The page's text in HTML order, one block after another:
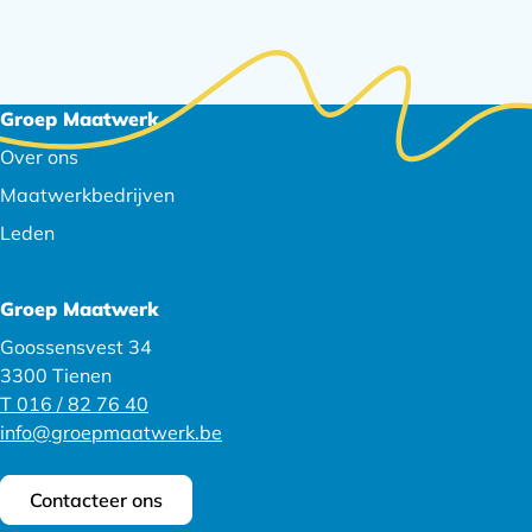
Footer
navigatie
Groep Maatwerk
Over ons
Maatwerkbedrijven
Leden
Groep Maatwerk
Goossensvest 34
3300 Tienen
T 016 / 82 76 40
info@groepmaatwerk.be
Contacteer ons